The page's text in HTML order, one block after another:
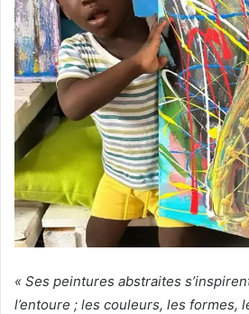
« Ses peintures abstraites
l’entoure ; les couleurs, les formes,